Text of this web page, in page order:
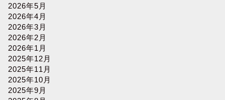
2026年5月
2026年4月
2026年3月
2026年2月
2026年1月
2025年12月
2025年11月
2025年10月
2025年9月